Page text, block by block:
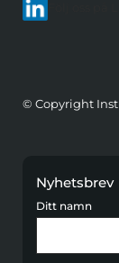
© Copyright
Nyhetsbrev
Ditt namn